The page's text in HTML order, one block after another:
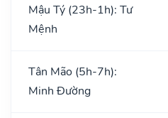
Mậu Tý (23h-1h): Tư
Mệnh
Tân Mão (5h-7h):
Minh Đường